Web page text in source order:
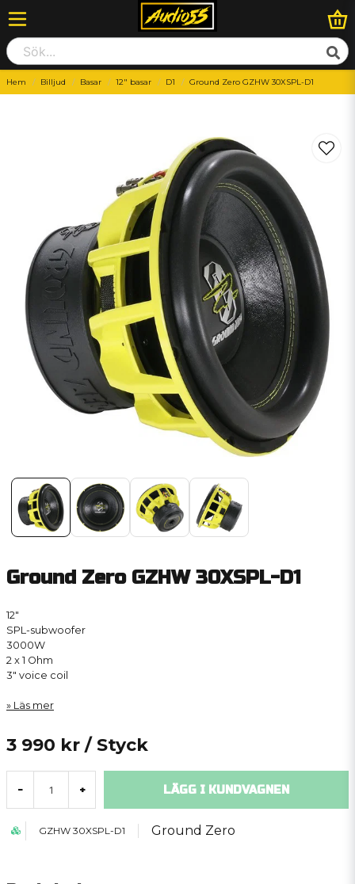
Hem Billjud Basar 12" basar D1 Ground Zero GZHW 30XSPL-D1
Ground Zero GZHW 30XSPL-D1
12″
SPL-subwoofer
3000W
2 x 1 Ohm
3″ voice coil
Läs mer
3 990 kr / Styck
- + LÄGG I KUNDVAGNEN
GZHW 30XSPL-D1 Ground Zero